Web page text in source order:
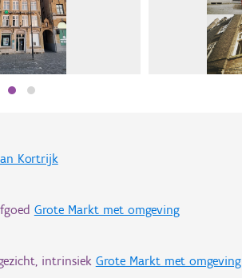
Kortrijk
Grote Markt met omgeving
intrinsiek Grote Markt met omgeving